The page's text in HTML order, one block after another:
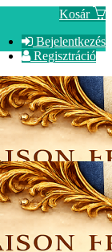
Kosár
Bejelentkezés
Regisztráció